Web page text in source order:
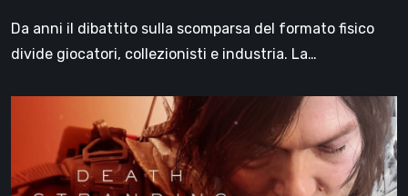
Da anni il dibattito sulla scomparsa del formato fisico
divide giocatori, collezionisti e industria. La…
Stranding
On